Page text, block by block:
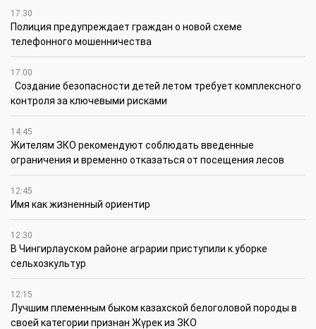
17:30
Полиция предупреждает граждан о новой схеме
телефонного мошенничества
17:00
Создание безопасности детей летом требует комплексного
контроля за ключевыми рисками
14:45
Жителям ЗКО рекомендуют соблюдать введенные
ограничения и временно отказаться от посещения лесов
12:45
Имя как жизненный ориентир
12:30
В Чингирлауском районе аграрии приступили к уборке
сельхозкультур
12:15
Лучшим племенным быком казахской белоголовой породы в
своей категории признан Жүрек из ЗКО